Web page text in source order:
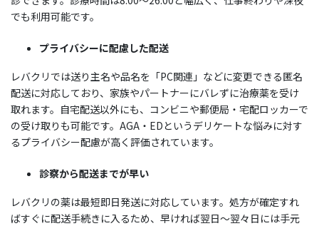
でも利用可能です。
プライバシーに配慮した配送
レバクリでは送り主名や品名を「PC関連」などに変更できる匿名
配送に対応しており、家族やパートナーにバレずに治療薬を受け
取れます。自宅配送以外にも、コンビニや郵便局・宅配ロッカーで
の受け取りも可能です。AGA・EDというデリケートな悩みに対す
るプライバシー配慮が高く評価されています。
診察から配送までが早い
レバクリの薬は最短即日発送に対応しています。処方が確定すれ
ばすぐに配送手続きに入るため、早ければ翌日〜翌々日には手元